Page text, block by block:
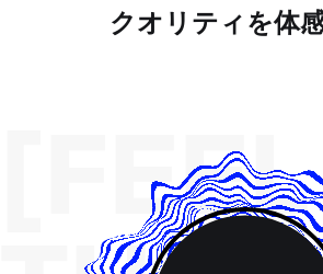
クオリティを体
[FEEL